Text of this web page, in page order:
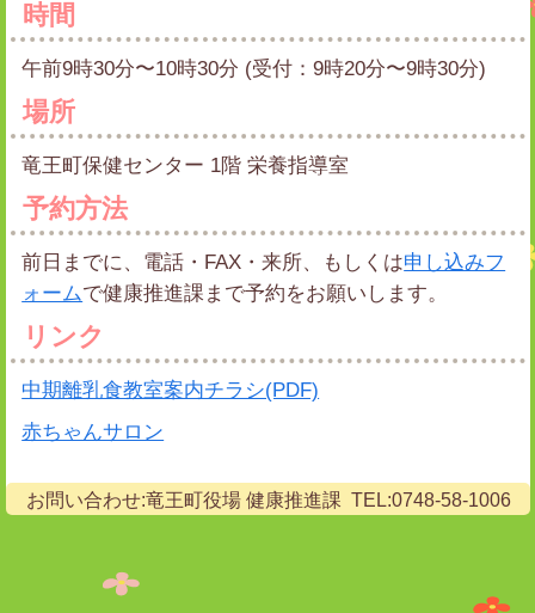
時間
午前9時30分〜10時30分 (受付：9時20分〜9時30分)
場所
竜王町保健センター 1階 栄養指導室
予約方法
前日までに、電話・FAX・来所、もしくは申し込みフ
ォームで健康推進課まで予約をお願いします。
リンク
中期離乳食教室案内チラシ(PDF)
赤ちゃんサロン
お問い合わせ:竜王町役場 健康推進課 TEL:0748-58-1006